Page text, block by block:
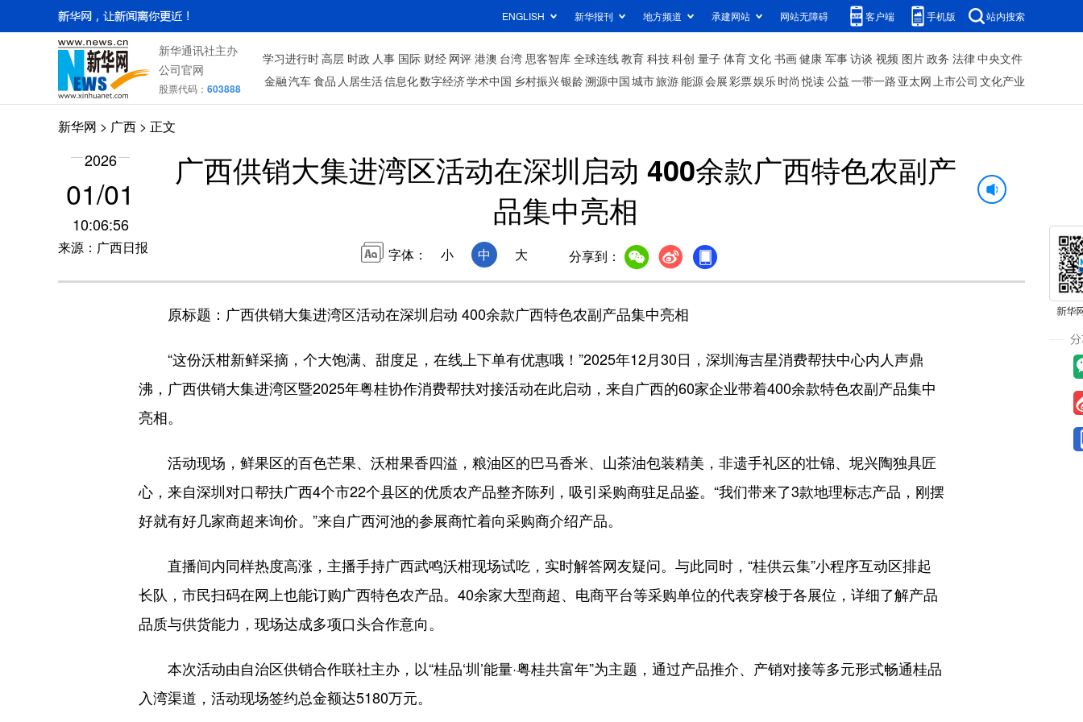
ENGLISH 新华报刊 地方频道 承建网站 网站无障碍 客户端 手机版 站内搜索
新华通讯社主办
公司官网
股票代码： 603888
学习进行时高层 时政 人事 国际 财经 网评 港澳 台湾 思客智库 全球连线教育 科技科创 量子 体育文化 书画健康 军事访谈 视频 图片政务 法律中央文件
金融汽车食品 人居生活信息化数字经济学术中国 乡村振兴银龄溯源中国城市旅游能源会展彩票娱乐时尚 悦读公益一带一路 亚太网上市公司 文化产业
新华网 > 广西 > 正文
2026
01/01
10:06:56
来源：广西日报
广西供销大集进湾区活动在深圳启动 400余款广西特色农副产
品集中亮相
字体： 小 中 大 分享到：
原标题：广西供销大集进湾区活动在深圳启动 400余款广西特色农副产品集中亮相
“这份沃柑新鲜采摘，个大饱满、甜度足，在线上下单有优惠哦！”2025年12月30日，深圳海吉星消费帮扶中心内人声鼎
沸，广西供销大集进湾区暨2025年粤桂协作消费帮扶对接活动在此启动，来自广西的60家企业带着400余款特色农副产品集中
亮相。
活动现场，鲜果区的百色芒果、沃柑果香四溢，粮油区的巴马香米、山茶油包装精美，非遗手礼区的壮锦、坭兴陶独具匠
心，来自深圳对口帮扶广西4个市22个县区的优质农产品整齐陈列，吸引采购商驻足品鉴。“我们带来了3款地理标志产品，刚摆
好就有好几家商超来询价。”来自广西河池的参展商忙着向采购商介绍产品。
直播间内同样热度高涨，主播手持广西武鸣沃柑现场试吃，实时解答网友疑问。与此同时，“桂供云集”小程序互动区排起
长队，市民扫码在网上也能订购广西特色农产品。40余家大型商超、电商平台等采购单位的代表穿梭于各展位，详细了解产品
品质与供货能力，现场达成多项口头合作意向。
本次活动由自治区供销合作联社主办，以“桂品‘圳’能量·粤桂共富年”为主题，通过产品推介、产销对接等多元形式畅通桂品
入湾渠道，活动现场签约总金额达5180万元。